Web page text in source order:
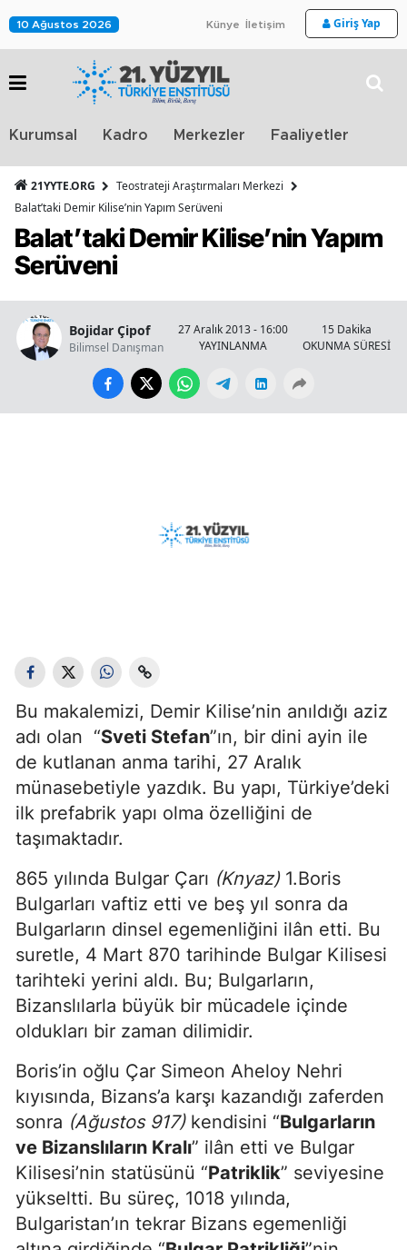
10 Ağustos 2026 Künye İletişim Giriş Yap
Kurumsal Kadro Merkezler Faaliyetler
21YYTE.ORG
Teostrateji Araştırmaları Merkezi
Balat’taki Demir Kilise’nin Yapım Serüveni
Balat’taki Demir Kilise’nin Yapım
Serüveni
Bojidar Çipof
Bilimsel Danışman
27 Aralık 2013 - 16:00
YAYINLANMA
15 Dakika
OKUNMA SÜRESİ
Bu makalemizi, Demir Kilise’nin anıldığı aziz
adı olan “Sveti Stefan”ın, bir dini ayin ile
de kutlanan anma tarihi, 27 Aralık
münasebetiyle yazdık. Bu yapı, Türkiye’deki
ilk prefabrik yapı olma özelliğini de
taşımaktadır.
865 yılında Bulgar Çarı (Knyaz) 1.Boris
Bulgarları vaftiz etti ve beş yıl sonra da
Bulgarların dinsel egemenliğini ilân etti. Bu
suretle, 4 Mart 870 tarihinde Bulgar Kilisesi
tarihteki yerini aldı. Bu; Bulgarların,
Bizanslılarla büyük bir mücadele içinde
oldukları bir zaman dilimidir.
Boris’in oğlu Çar Simeon Aheloy Nehri
kıyısında, Bizans’a karşı kazandığı zaferden
sonra (Ağustos 917)kendisini “Bulgarların
ve Bizanslıların Kralı” ilân etti ve Bulgar
Kilisesi’nin statüsünü “Patriklik” seviyesine
yükseltti. Bu süreç, 1018 yılında,
Bulgaristan’ın tekrar Bizans egemenliği